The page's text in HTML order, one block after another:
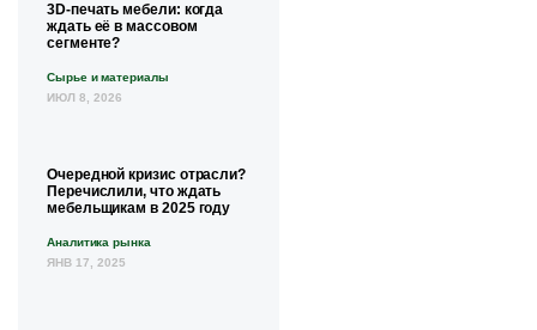
3D-печать мебели: когда
ждать её в массовом
сегменте?
Сырье и материалы
ИЮЛ 8, 2026
Очередной кризис отрасли?
Перечислили, что ждать
мебельщикам в 2025 году
Аналитика рынка
ЯНВ 17, 2025